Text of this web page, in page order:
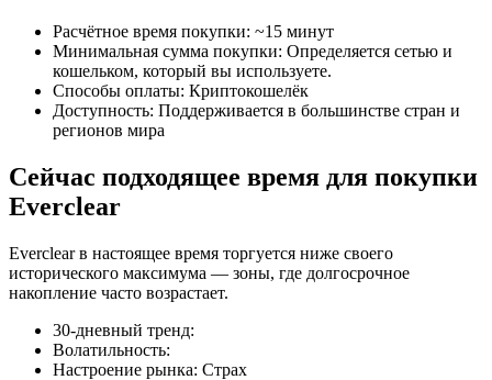
Фьючерсы на COIN-M
Криптовалютные фьючерсы
Деривативы на акции, форекс, драгоценные металлы и
сырьевые товары
Расчётное время покупки: ~15 минут
Минимальная сумма покупки: Определяется сетью и
кошельком, который вы используете.
Способы оплаты: Криптокошелёк
Доступность: Поддерживается в большинстве стран и
регионов мира
Сейчас подходящее время для покупки
Everclear
Everclear в настоящее время торгуется ниже своего
исторического максимума — зоны, где долгосрочное
накопление часто возрастает.
30-дневный тренд:
Волатильность:
Настроение рынка: Страх